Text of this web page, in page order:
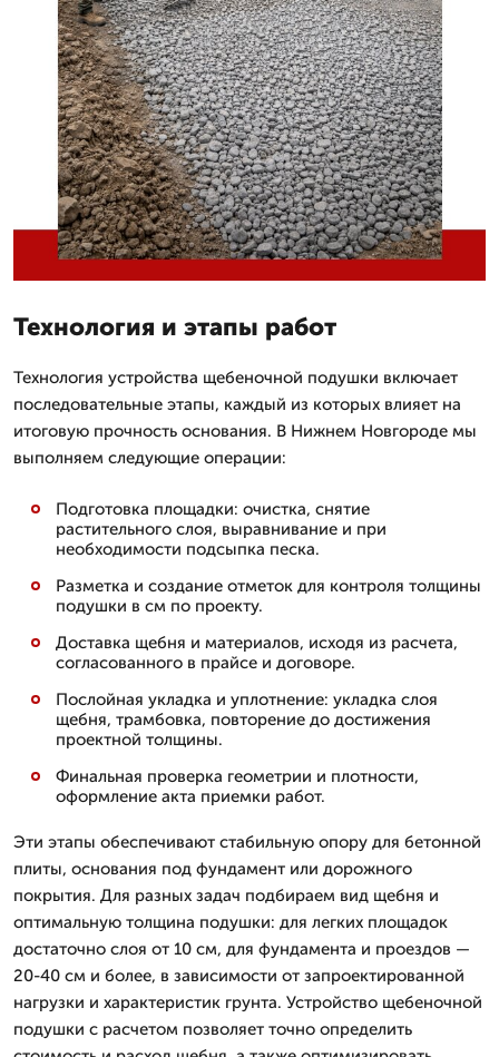
Технология и этапы работ
Технология устройства щебеночной подушки включает
последовательные этапы, каждый из которых влияет на
итоговую прочность основания. В Нижнем Новгороде мы
выполняем следующие операции:
Подготовка площадки: очистка, снятие
растительного слоя, выравнивание и при
необходимости подсыпка песка.
Разметка и создание отметок для контроля толщины
подушки в см по проекту.
Доставка щебня и материалов, исходя из расчета,
согласованного в прайсе и договоре.
Послойная укладка и уплотнение: укладка слоя
щебня, трамбовка, повторение до достижения
проектной толщины.
Финальная проверка геометрии и плотности,
оформление акта приемки работ.
Эти этапы обеспечивают стабильную опору для бетонной
плиты, основания под фундамент или дорожного
покрытия. Для разных задач подбираем вид щебня и
оптимальную толщина подушки: для легких площадок
достаточно слоя от 10 см, для фундамента и проездов —
20-40 см и более, в зависимости от запроектированной
нагрузки и характеристик грунта. Устройство щебеночной
подушки с расчетом позволяет точно определить